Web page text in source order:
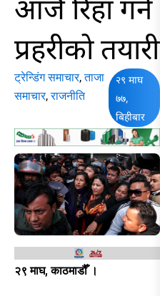
आजै रिहा गर्ने
प्रहरीकाे तयारी
ट्रेन्डिंग समाचार,ताजा
समाचार,राजनीति
२९ माघ
७७,
बिहीबार
२९ माघ, काठमाडौँ ।